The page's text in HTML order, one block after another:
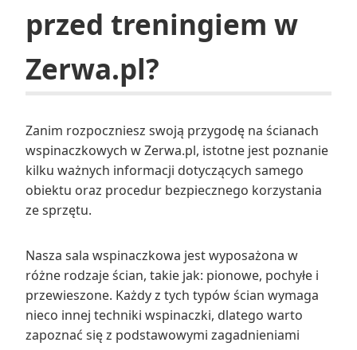
przed treningiem w
Zerwa.pl?
Zanim rozpoczniesz swoją przygodę na ścianach
wspinaczkowych w Zerwa.pl, istotne jest poznanie
kilku ważnych informacji dotyczących samego
obiektu oraz procedur bezpiecznego korzystania
ze sprzętu.
Nasza sala wspinaczkowa jest wyposażona w
różne rodzaje ścian, takie jak: pionowe, pochyłe i
przewieszone. Każdy z tych typów ścian wymaga
nieco innej techniki wspinaczki, dlatego warto
zapoznać się z podstawowymi zagadnieniami